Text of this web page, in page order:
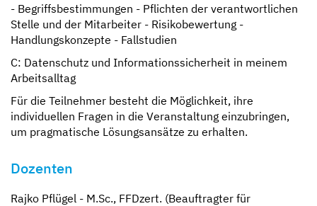
- Begriffsbestimmungen - Pflichten der verantwortlichen
Stelle und der Mitarbeiter - Risikobewertung -
Handlungskonzepte - Fallstudien
C: Datenschutz und Informationssicherheit in meinem
Arbeitsalltag
Für die Teilnehmer besteht die Möglichkeit, ihre
individuellen Fragen in die Veranstaltung einzubringen,
um pragmatische Lösungsansätze zu erhalten.
Dozenten
Rajko Pflügel - M.Sc., FFDzert. (Beauftragter für